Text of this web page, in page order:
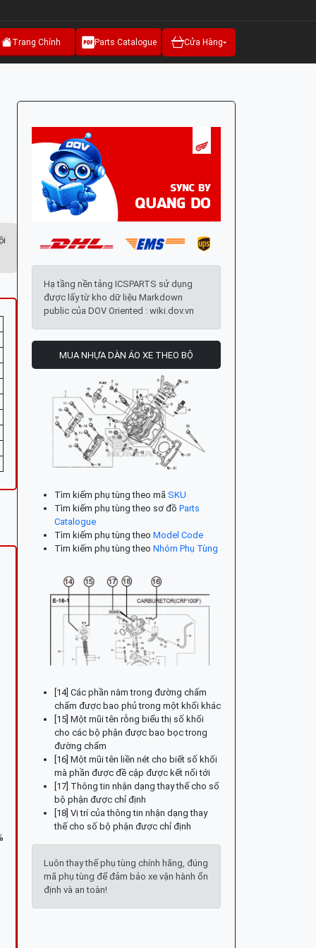
Trang Chính Parts Catalogue Cửa Hàng
Hạ tầng nền tảng ICSPARTS sử dụng
được lấy từ kho dữ liệu Markdown
public của DOV Oriented : wiki.dov.vn
MUA NHỰA DÀN ÁO XE THEO BỘ
Tìm kiếm phụ tùng theo mã SKU
Tìm kiếm phụ tùng theo sơ đồ Parts
Catalogue
Tìm kiếm phụ tùng theo Model Code
Tìm kiếm phụ tùng theo Nhóm Phụ Tùng
[14] Các phần nằm trong đường chấm
chấm được bao phủ trong một khối khác
[15] Một mũi tên rỗng biểu thị số khối
cho các bộ phận được bao bọc trong
đường chấm
[16] Một mũi tên liền nét cho biết số khối
mà phần được đề cập được kết nối tới
[17] Thông tin nhận dạng thay thế cho số
bộ phận được chỉ định
[18] Vị trí của thông tin nhận dạng thay
thế cho số bộ phận được chỉ định
Luôn thay thế phụ tùng chính hãng, đúng
mã phụ tùng để đảm bảo xe vận hành ổn
định và an toàn!